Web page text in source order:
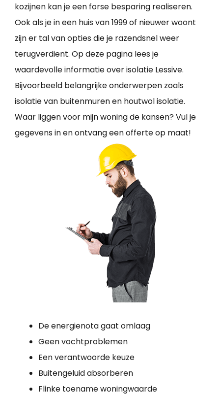
kozijnen kan je een forse besparing realiseren.
Ook als je in een huis van 1999 of nieuwer woont
zijn er tal van opties die je razendsnel weer
terugverdient. Op deze pagina lees je
waardevolle informatie over isolatie Lessive.
Bijvoorbeeld belangrijke onderwerpen zoals
isolatie van buitenmuren en houtwol isolatie.
Waar liggen voor mijn woning de kansen? Vul je
gegevens in en ontvang een offerte op maat!
De energienota gaat omlaag
Geen vochtproblemen
Een verantwoorde keuze
Buitengeluid absorberen
Flinke toename woningwaarde